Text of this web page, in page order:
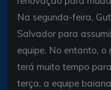
Na segunda-feira,
Salvador para
equipe. No entanto,
terá muito tempo
terça, a equipe